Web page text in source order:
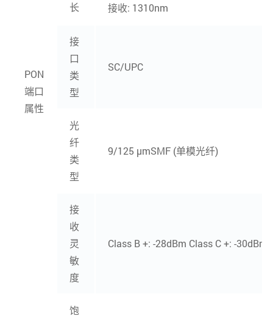
PON
端口
属性
长
接收: 1310nm
接
口
类
型
SC/UPC
光
纤
类
型
9/125 μmSMF (单模光纤)
接
收
灵
敏
度
Class B +: -28dBm Class C +: -30dBm
饱